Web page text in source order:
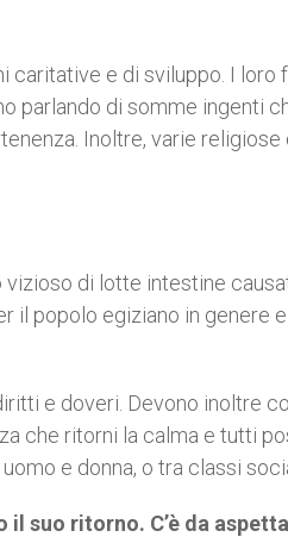
caritative e di sviluppo. I loro
parlando di somme ingenti
Inoltre, varie
vizioso di lotte intestine
il popolo egiziano in genere
e doveri. Devono inoltre
che ritorni la calma e tutti
e donna, o tra classi
suo ritorno. C’è da